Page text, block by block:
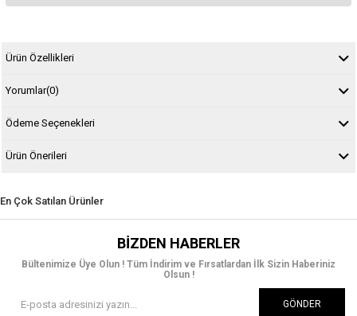
Ürün Özellikleri
Yorumlar(0)
Ödeme Seçenekleri
Ürün Önerileri
En Çok Satılan Ürünler
BIZDEN HABERLER
Bültenimize Üye Olun ! Tüm İndirim ve Fırsatlardan İlk Sizin Haberiniz
Olsun !
GÖNDER